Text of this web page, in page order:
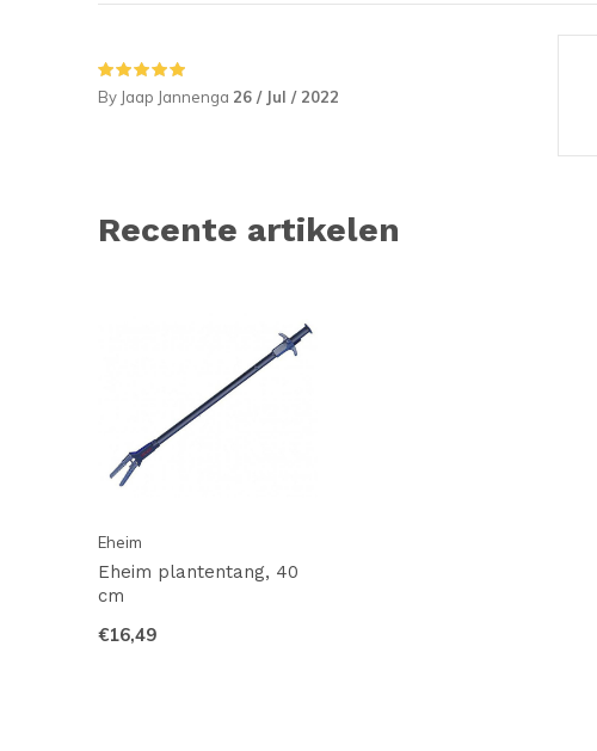
By Jaap Jannenga 26 / Jul / 2022
Recente artikelen
Eheim
Eheim plantentang, 40
cm
€16,49